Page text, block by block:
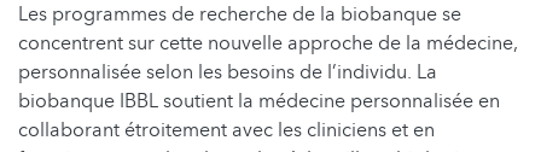
Les programmes de recherche de la biobanque se
concentrent sur cette nouvelle approche de la médecine,
personnalisée selon les besoins de l’individu. La
biobanque IBBL soutient la médecine personnalisée en
collaborant étroitement avec les cliniciens et en